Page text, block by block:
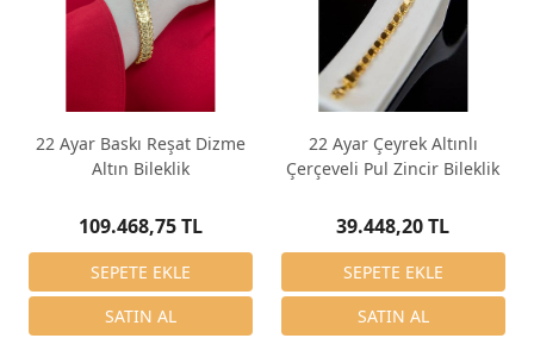
22 Ayar Baskı Reşat Dizme
Altın Bileklik
109.468,75 TL
22 Ayar Çeyrek Altınlı
Çerçeveli Pul Zincir Bileklik
39.448,20 TL